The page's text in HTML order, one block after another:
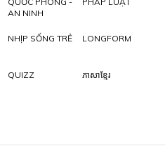
AN NINH
NHỊP SỐNG TRẺ LONGFORM
QUIZZ ភាសាខ្មែរ